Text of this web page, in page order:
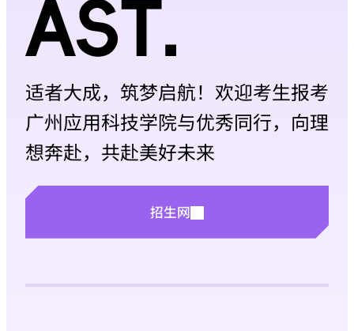
适者大成，筑梦启航！欢迎考生报考
广州应用科技学院与优秀同行，向理
想奔赴，共赴美好未来
招生网